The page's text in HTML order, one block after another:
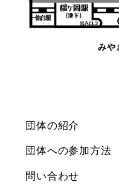
みや
団体の紹介
団体への参加方法
問い合わせ